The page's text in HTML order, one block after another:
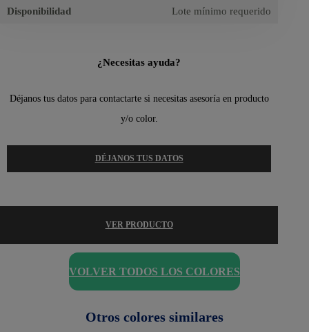
Disponibilidad Lote mínimo requerido
¿Necesitas ayuda?
Déjanos tus datos para contactarte si necesitas asesoría en producto
y/o color.
DÉJANOS TUS DATOS
VER PRODUCTO
VOLVER TODOS LOS COLORES
Otros colores similares